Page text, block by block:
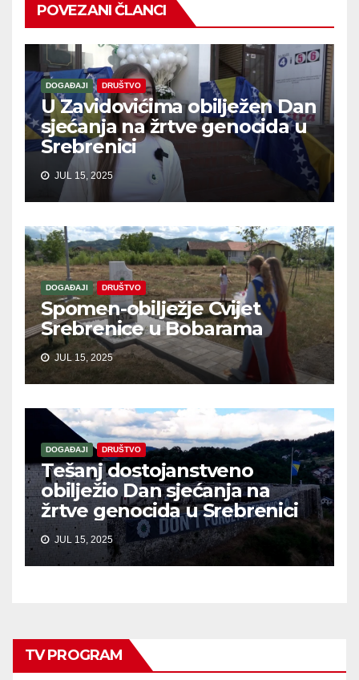
POVEZANI ČLANCI
DOGAĐAJI DRUŠTVO
U Zavidovićima obilježen Dan
sjećanja na žrtve genocida u
Srebrenici
JUL 15, 2025
DOGAĐAJI DRUŠTVO
Spomen-obilježje Cvijet
Srebrenice u Bobarama
JUL 15, 2025
DOGAĐAJI DRUŠTVO
Tešanj dostojanstveno
obilježio Dan sjećanja na
žrtve genocida u Srebrenici
JUL 15, 2025
TV PROGRAM